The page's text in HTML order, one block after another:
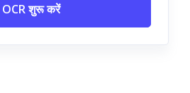
OCR शुरू करें